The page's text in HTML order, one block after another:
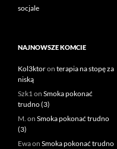
socjale
NAJNOWSZE KOMCIE
Kol3ktoron terapia na stopę za
niską
Szk1on Smoka pokonać
trudno (3)
M. on Smoka pokonać trudno
(3)
Ewaon Smoka pokonać trudno